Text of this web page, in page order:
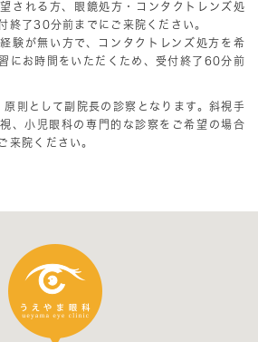
診は、予約制ではありませんの
、診療時間内に直接当院にお越
月）～12月28日（土）です。
）14:30～18:00は、事情によ
ご迷惑をおかけしますが、よろ
。
ンタクトレンズ処方につきまし
いたします。
される方、眼鏡処方・コンタクトレンズ処
終了30分前までにご来院ください。
験が無い方で、コンタクトレンズ処方を希
にお時間をいただくため、受付終了60分前
則として副院長の診察となります。斜視手
、小児眼科の専門的な診察をご希望の場合
来院ください。